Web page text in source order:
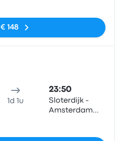
€ 148
1d 1u
23:50
Sloterdijk -
Amsterdam